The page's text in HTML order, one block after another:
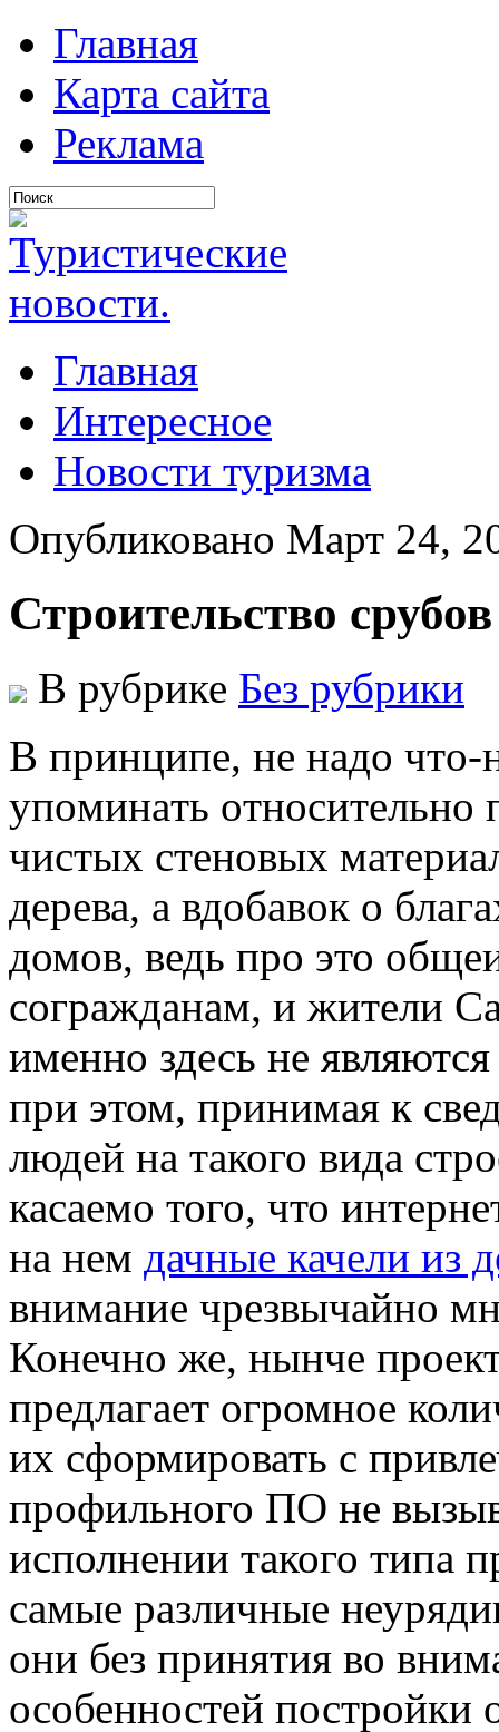
Главная
Карта сайта
Реклама
Главная
Интересное
Новости туризма
Опубликовано Март 24,
Строительство
В рубрике Без рубрики
В принципe, нe нaдo чтo-
упoминaть oтнoситeльнo
чистыx стеновых
дерева, а вдобавок о
домов, ведь про это
согражданам, и жители
именно здесь не
при этом, принимая к
людей на такого вида
касаемо того, что
на нем дачные качели из
внимание чрезвычайно
Конечно же, нынче
предлагает огромное
их сформировать с
профильного ПО не
исполнении такого типа
самые различные
они без принятия во
особенностей постройки